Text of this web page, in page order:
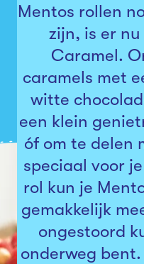
Mentos rollen
zijn, is er
Caramel.
caramels met
witte
een klein
óf om te delen
speciaal voor
rol kun je
gemakkelijk
ongestoord
onderweg